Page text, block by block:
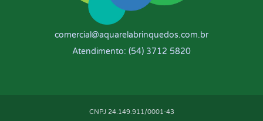
comercial@aquarelabrinquedos.com.br
Atendimento: (54) 3712 5820
CNPJ 24.149.911/0001-43